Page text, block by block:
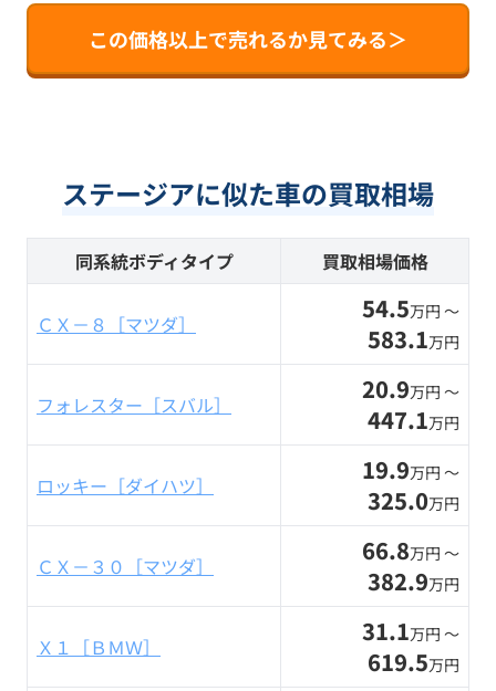
この価格以上で売れるか見てみる＞
ステージアに似た車の買取相場
同系統ボディタイプ 買取相場価格
ＣＸ－８［マツダ］ 54.5万円 〜
583.1万円
フォレスター［スバル］ 20.9万円 〜
447.1万円
ロッキー［ダイハツ］ 19.9万円 〜
325.0万円
ＣＸ－３０［マツダ］ 66.8万円 〜
382.9万円
Ｘ１［ＢＭＷ］ 31.1万円 〜
619.5万円